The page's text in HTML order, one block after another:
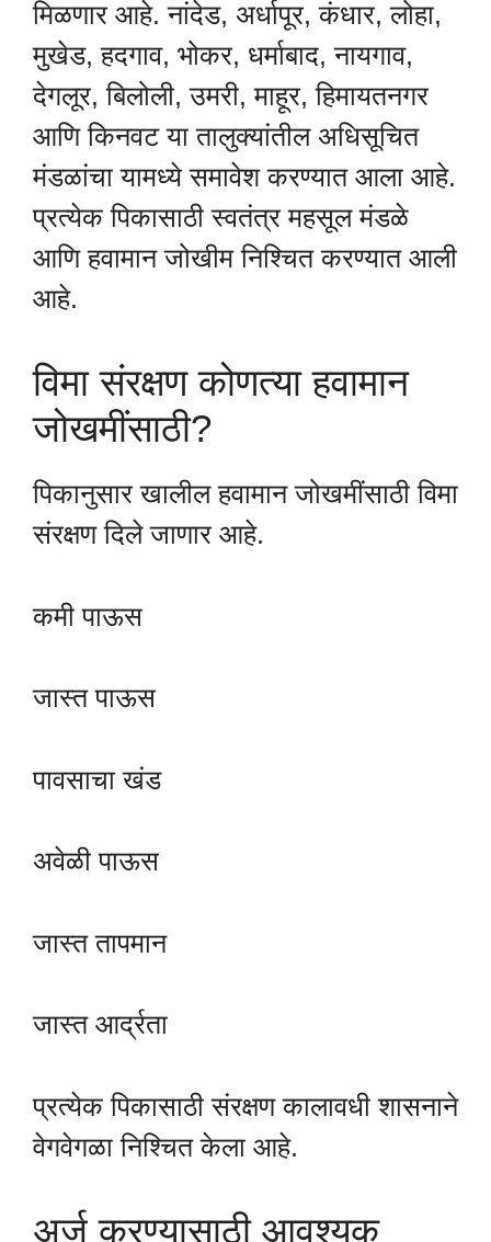
मिळणार आहे. नांदेड, अर्धापूर, कंधार, लोहा,
मुखेड, हदगाव, भोकर, धर्माबाद, नायगाव,
देगलूर, बिलोली, उमरी, माहूर, हिमायतनगर
आणि किनवट या तालुक्यांतील अधिसूचित
मंडळांचा यामध्ये समावेश करण्यात आला आहे.
प्रत्येक पिकासाठी स्वतंत्र महसूल मंडळे
आणि हवामान जोखीम निश्चित करण्यात आली
आहे.
विमा संरक्षण कोणत्या हवामान
जोखमींसाठी?
पिकानुसार खालील हवामान जोखमींसाठी विमा
संरक्षण दिले जाणार आहे.
कमी पाऊस
जास्त पाऊस
पावसाचा खंड
अवेळी पाऊस
जास्त तापमान
जास्त आर्द्रता
प्रत्येक पिकासाठी संरक्षण कालावधी शासनाने
वेगवेगळा निश्चित केला आहे.
अर्ज करण्यासाठी आवश्यक